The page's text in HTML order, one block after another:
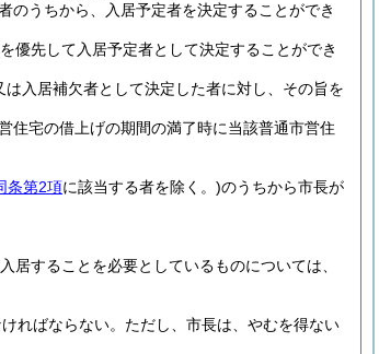
のうちから、入居予定者を決定することができ
優先して入居予定者として決定することができ
入居補欠者として決定した者に対し、その旨を
住宅の借上げの期間の満了時に当該普通市営住
条第2項に該当する者を除く。)のうちから市長が
することを必要としているものについては、
ればならない。 ただし、市長は、やむを得ない